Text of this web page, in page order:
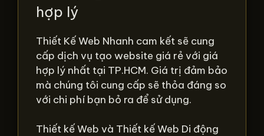
hợp lý
Thiết Kế Web Nhanh cam kết sẽ cung
cấp dịch vụ tạo website giá rẻ với giá
hợp lý nhất tại TP.HCM. Giá trị đảm bảo
mà chúng tôi cung cấp sẽ thỏa đáng so
với chi phí bạn bỏ ra để sử dụng.
Thiết kế Web và Thiết kế Web Di động